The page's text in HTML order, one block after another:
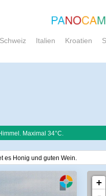
Schweiz Italien Kroatien
Maximal 34°C.
es Honig und guten Wein.
+